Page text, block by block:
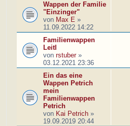
Wappen der Familie
"Einzinger"
von Max E »
11.09.2022 14:22
Familienwappen
Leitl
von rstuber»
03.12.2021 23:36
Ein das eine
Wappen Petrich
mein
Familienwappen
Petrich
von Kai Petrich »
19.09.2019 20:44